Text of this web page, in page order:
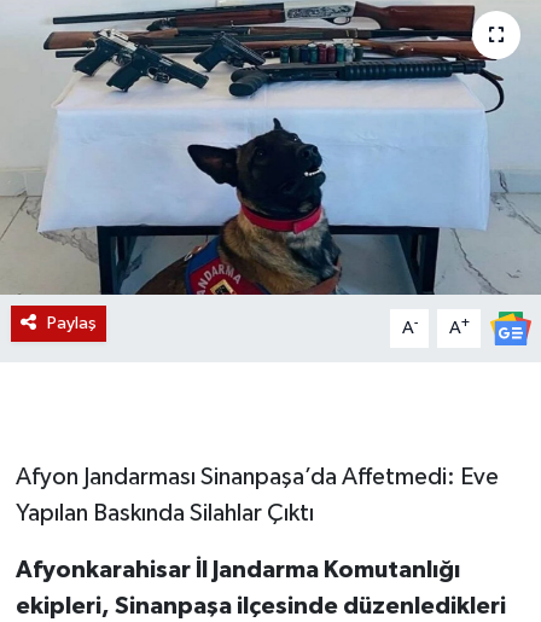
Paylaş A- A+
Afyon Jandarması Sinanpaşa’da Affetmedi: Eve
Yapılan Baskında Silahlar Çıktı
Afyonkarahisar İl Jandarma Komutanlığı
ekipleri, Sinanpaşa ilçesinde düzenledikleri
Etkinlikler